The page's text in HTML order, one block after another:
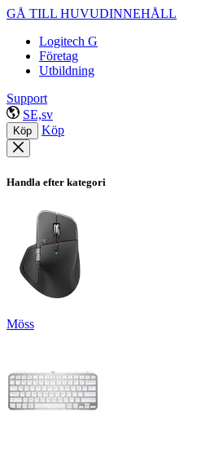
GÅ TILL HUVUDINNEHÅLL
Logitech G
Företag
Utbildning
Support
SE,sv
Köp Köp
Handla efter kategori
Möss